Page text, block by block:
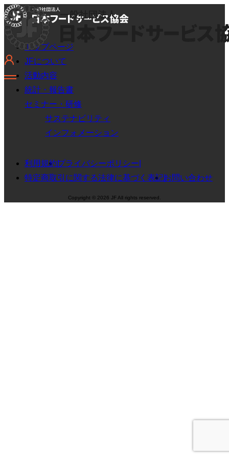
トップページ
JFについて
活動内容
統計・報告書
セミナー・研修
サステナビリティ
インフォメーション
利用規約プライバシーポリシー
特定商取引に関する法律に基づく表記お問い合わせ
Copyright © 2026 JF All rights reserved.